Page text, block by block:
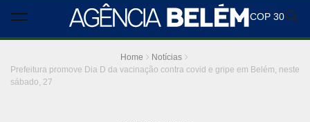
COP 30
Home
Notícias
Prefeitura promove Dia D da vacinação contra covid e gripe em Belém, neste
sábado, 27